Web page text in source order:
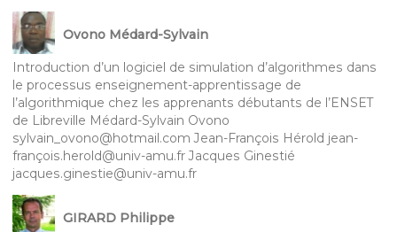
Ovono Médard-Sylvain
Introduction d’un logiciel de simulation d’algorithmes dans
le processus enseignement-apprentissage de
l’algorithmique chez les apprenants débutants de l’ENSET
de Libreville Médard-Sylvain Ovono
sylvain_ovono@hotmail.com Jean-François Hérold jean-
françois.herold@univ-amu.fr Jacques Ginestié
jacques.ginestie@univ-amu.fr
GIRARD Philippe